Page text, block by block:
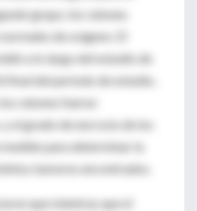
grupo, los ratones
de oxígeno. El
a lo largo del estudio de
final del período de estudio,
ratones fueron
el grado de necrosis de los
para determinar la
tumores encontrados.
que mientras que el